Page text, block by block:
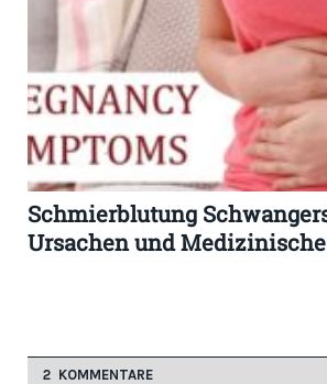
Schmierblutung
Ursachen und
2 KOMMENTARE